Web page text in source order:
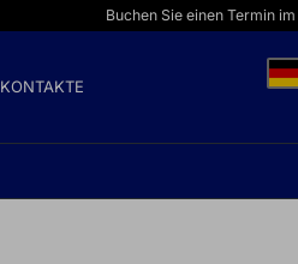
Buchen Sie einen Termin
KONTAKTE